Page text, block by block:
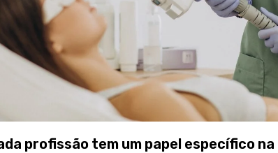
profissão tem um papel específico